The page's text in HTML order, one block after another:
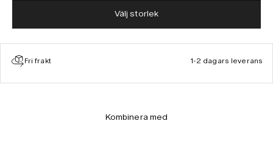
Välj storlek
Fri frakt 1-2 dagars leverans
Kombinera med